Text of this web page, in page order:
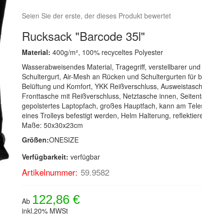
Seien Sie der erste, der dieses Produkt bewertet
Rucksack "Barcode 35l"
Material:400g/m², 100% recyceltes Polyester
Wasserabweisendes Material, Tragegriff, verstellbarer
Schultergurt, Air-Mesh an Rücken und Schultergurten für
Belüftung und Komfort, YKK Reißverschluss,
Fronttasche mit Reißverschluss, Netztasche innen,
gepolstertes Laptopfach, großes Hauptfach, kann am
eines Trolleys befestigt werden, Helm Halterung,
Maße: 50x30x23cm
Größen:ONESIZE
Verfügbarkeit: verfügbar
Artikelnummer: 59.9582
Ab 122,86 €
inkl.20% MWSt